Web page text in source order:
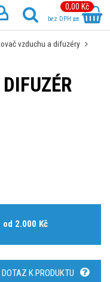
0,00 Kč
bez DPH
vzduchu a difuzéry
2.000 Kč
DOTAZ K PRODUKTU